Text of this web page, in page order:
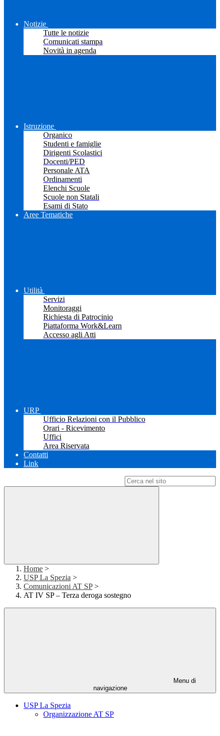
Notizie
Tutte le notizie
Comunicati stampa
Novità in agenda
Istruzione
Organico
Studenti e famiglie
Dirigenti Scolastici
Docenti/PED
Personale ATA
Ordinamenti
Elenchi Scuole
Scuole non Statali
Esami di Stato
Aree Tematiche
Utilità
Servizi
Monitoraggi
Richiesta di Patrocinio
Piattaforma Work&Learn
Accesso agli Atti
URP
Ufficio Relazioni con il Pubblico
Orari - Ricevimento
Uffici
Area Riservata
Contatti
Link
Home >
USP La Spezia >
Comunicazioni AT SP >
AT IV SP – Terza deroga sostegno
Menu di
navigazione
USP La Spezia
Organizzazione AT SP